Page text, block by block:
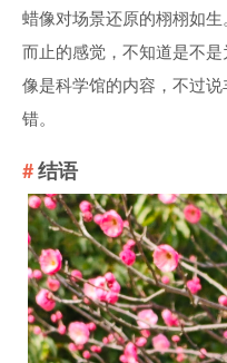
蜡像对场景还原的栩栩如
而止的感觉，不知道是不
像是科学馆的内容，不过
错。
结语